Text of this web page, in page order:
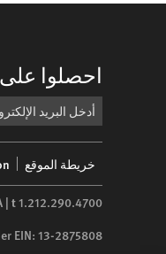
احصلوا
menu
خريطة الموقع
| t1.212.290.4700
EIN: 13-2875808